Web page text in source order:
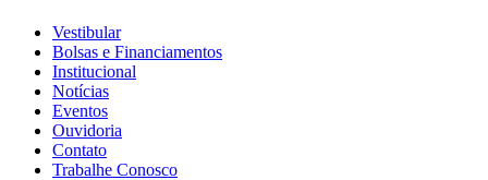
Vestibular
Bolsas e Financiamentos
Institucional
Notícias
Eventos
Ouvidoria
Contato
Trabalhe Conosco